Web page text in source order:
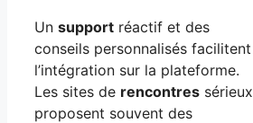
Un support réactif et des
conseils personnalisés facilitent
l’intégration sur la plateforme.
Les sites de rencontres sérieux
proposent souvent des